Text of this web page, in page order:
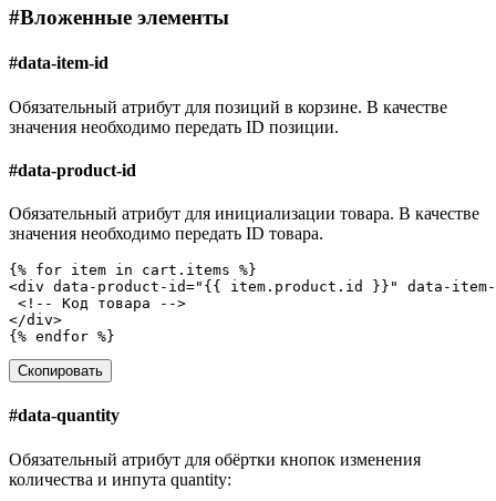
#Вложенные элементы
#data-item-id
Обязательный атрибут для позиций в корзине. В качестве
значения необходимо передать ID позиции.
#data-product-id
Обязательный атрибут для инициализации товара. В качестве
значения необходимо передать ID товара.
<div data-product-id="{{ item.product.id }}"
data-
<!-- Код товара -->
</div>
Скопировать
#data-quantity
Обязательный атрибут для обёртки кнопок изменения
количества и инпута quantity: